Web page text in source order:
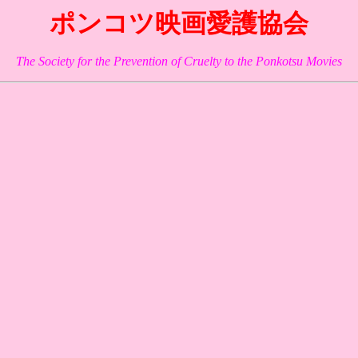
ポンコツ映画愛護協会
The Society for the Prevention of Cruelty to the Ponkotsu Movies